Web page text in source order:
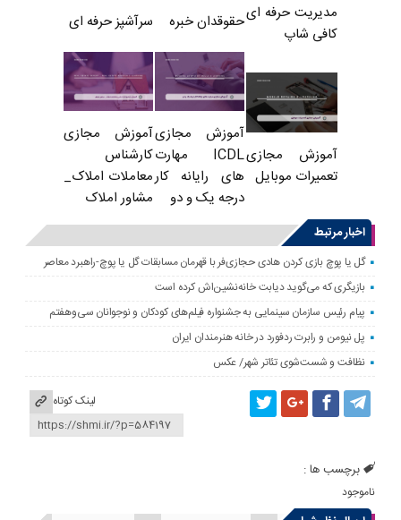
مدیریت حرفه ای
کافی شاپ
حقوقدان خبره سرآشپز حرفه ای
آموزش مجازی
تعمیرات موبایل
آموزش مجازی
ICDL مهارت
های رایانه کار
درجه یک و دو
آموزش مجازی
کارشناس
معاملات املاک_
مشاور املاک
اخبار مرتبط
گل یا پوچ بازی کردن هادی حجازی‌فر با قهرمان مسابقات گل یا پوچ-راهبرد معاصر
بازیگری که می‌گوید دیابت خانه‌نشین‌اش کرده است
پیام رئیس سازمان سینمایی به جشنواره فیلم‌های کودکان و نوجوانان سی‌وهفتم
پل نیومن و رابرت ردفورد در خانه هنرمندان ایران
نظافت و شست‌شوی تئاتر شهر/ عکس
لینک کوتاه
برچسب ها :
ناموجود